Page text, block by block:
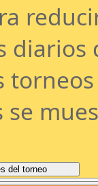
diarios
se